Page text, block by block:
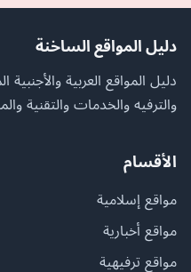
دليل المواقع الساخنة
دليل المواقع العربية والأجنبية
والترفيه والخدمات والتقنية
الأقسام
مواقع إسلامية
مواقع أخبارية
مواقع ترفيهية